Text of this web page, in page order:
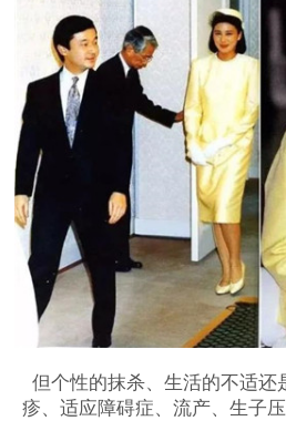
但个性的抹杀、生活的不适还
疹、适应障碍症、流产、生子